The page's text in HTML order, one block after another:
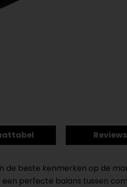
Reviews
de beste kenmerken op de
perfecte balans tussen